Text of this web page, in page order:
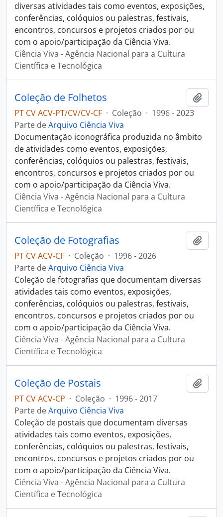
diversas atividades tais como eventos, exposições,
conferências, colóquios ou palestras, festivais,
encontros, concursos e projetos criados por ou
com o apoio/participação da Ciência Viva.
Ciência Viva - Agência Nacional para a Cultura
Científica e Tecnológica
Coleção de Folhetos
PT CV ACV-PT/CV/CV-CF · Coleção · 1996 - 2023
Parte deArquivo Ciência Viva
Documentação iconográfica produzida no âmbito
de atividades como eventos, exposições,
conferências, colóquios ou palestras, festivais,
encontros, concursos e projetos criados por ou
com o apoio/participação da Ciência Viva.
Ciência Viva - Agência Nacional para a Cultura
Científica e Tecnológica
Coleção de Fotografias
PT CV ACV-CF · Coleção · 1996 - 2026
Parte deArquivo Ciência Viva
Coleção de fotografias que documentam diversas
atividades tais como eventos, exposições,
conferências, colóquios ou palestras, festivais,
encontros, concursos e projetos criados por ou
com o apoio/participação da Ciência Viva.
Ciência Viva - Agência Nacional para a Cultura
Científica e Tecnológica
Coleção de Postais
PT CV ACV-CP · Coleção · 1996 - 2017
Parte deArquivo Ciência Viva
Coleção de postais que documentam diversas
atividades tais como eventos, exposições,
conferências, colóquios ou palestras, festivais,
encontros, concursos e projetos criados por ou
com o apoio/participação da Ciência Viva.
Ciência Viva - Agência Nacional para a Cultura
Científica e Tecnológica